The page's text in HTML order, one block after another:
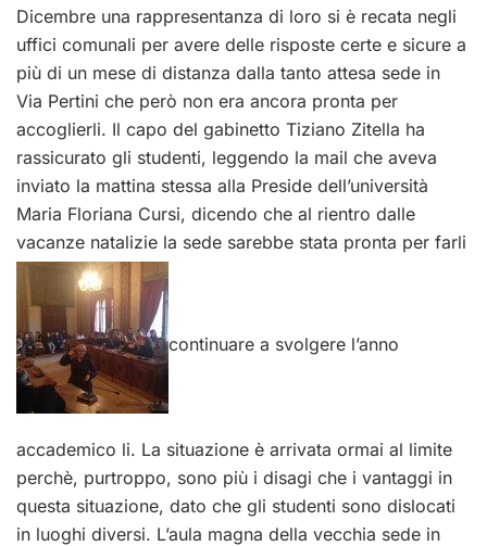
Dicembre una rappresentanza di loro si è recata negli
uffici comunali per avere delle risposte certe e sicure a
più di un mese di distanza dalla tanto attesa sede in
Via Pertini che però non era ancora pronta per
accoglierli. Il capo del gabinetto Tiziano Zitella ha
rassicurato gli studenti, leggendo la mail che aveva
inviato la mattina stessa alla Preside dell’università
Maria Floriana Cursi, dicendo che al rientro dalle
vacanze natalizie la sede sarebbe stata pronta per farli
continuare a svolgere l’anno
accademico li. La situazione è arrivata ormai al limite
perchè, purtroppo, sono più i disagi che i vantaggi in
questa situazione, dato che gli studenti sono dislocati
in luoghi diversi. L’aula magna della vecchia sede in